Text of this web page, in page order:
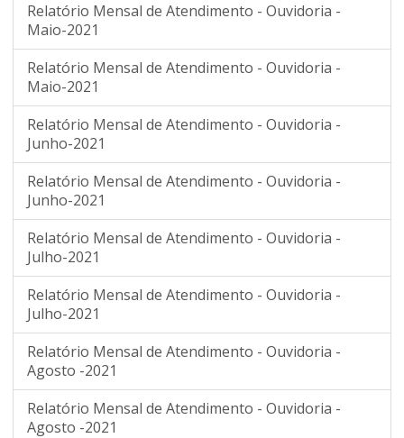
Relatório Mensal de Atendimento - Ouvidoria -
Maio-2021
Relatório Mensal de Atendimento - Ouvidoria -
Maio-2021
Relatório Mensal de Atendimento - Ouvidoria -
Junho-2021
Relatório Mensal de Atendimento - Ouvidoria -
Junho-2021
Relatório Mensal de Atendimento - Ouvidoria -
Julho-2021
Relatório Mensal de Atendimento - Ouvidoria -
Julho-2021
Relatório Mensal de Atendimento - Ouvidoria -
Agosto -2021
Relatório Mensal de Atendimento - Ouvidoria -
Agosto -2021